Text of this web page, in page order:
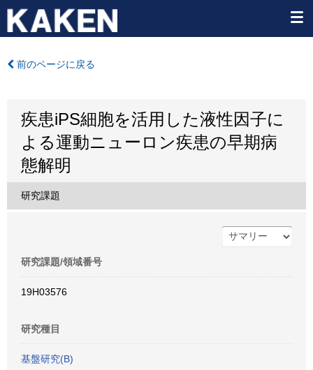
前のページに戻る
疾患iPS細胞を活用した液性因子に
よる運動ニューロン疾患の早期病
態解明
研究課題
研究課題/領域番号
19H03576
研究種目
基盤研究(B)